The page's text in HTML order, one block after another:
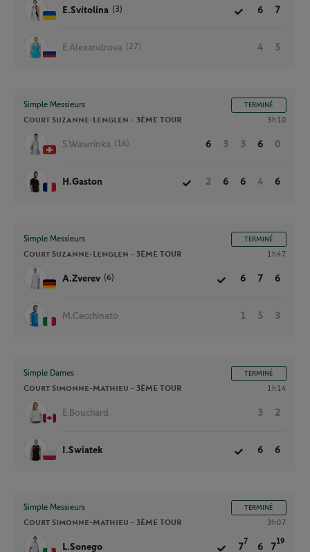
E.Svitolina (3) 6 7
E.Alexandrova (27) 4 5
Simple Messieurs TERMINÉ
Court Suzanne-Lenglen -3ÈME TOUR 3h10
S.Wawrinka (16) 6 3 3 6 0
H.Gaston 2 6 6 4 6
Simple Messieurs TERMINÉ
Court Suzanne-Lenglen -3ÈME TOUR 1h47
A.Zverev (6) 6 7 6
M.Cecchinato 1 5 3
Simple Dames TERMINÉ
Court Simonne-Mathieu -3ÈME TOUR 1h14
E.Bouchard 3 2
I.Swiatek 6 6
Simple Messieurs TERMINÉ
Court Simonne-Mathieu -3ÈME TOUR 3h07
L.Sonego 7
7
6 7
19